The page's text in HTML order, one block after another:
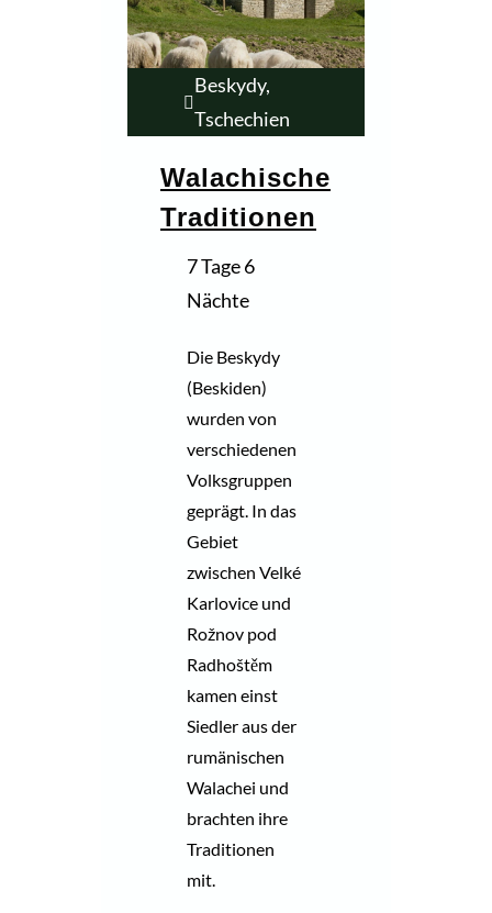
Beskydy,
Tschechien
Walachische
Traditionen
7 Tage 6
Nächte
Die Beskydy
(Beskiden)
wurden von
verschiedenen
Volksgruppen
geprägt. In das
Gebiet
zwischen Velké
Karlovice und
Rožnov pod
Radhoštěm
kamen einst
Siedler aus der
rumänischen
Walachei und
brachten ihre
Traditionen
mit.